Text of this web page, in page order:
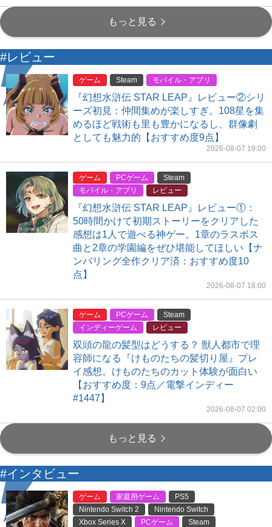
もっと見る
#レビュー
ゲーム Steam モバイル・アプリ
『幻想水滸伝 STAR LEAP』レビュー②シリ
ーズ初見：仲間集めが楽しすぎ。108星を集
めるほど戦術も里も豊かになるし、群像劇
としても魅力的【おすすめ度9点】
2026-08-07 19:00
ゲーム PCゲーム
Steam
モバイル・アプリ
レビュー
『幻想水滸伝 STAR LEAP』レビュー①：
50時間かけて初期ストーリーをクリアした
感想は1人で遊べる神ゲー。1章のラスボス
曲と2章の学園編をぜひ堪能してほしい【ナ
ンバリング全作クリア済：おすすめ度10
点】
2026-08-07 18:00
ゲーム PCゲーム
Steam
インディーゲーム
レビュー
双頭の龍の髪型はどうする？ 獣人都市で理
容師になる『けものたちの髪切り屋』プレ
イ感想。けものたちのカット体験が面白い
【おすすめ度：9点／電撃インディー
#1447】
2026-08-07 02:00
もっと見る
#インタビュー
ゲーム 家庭用ゲーム
PS5
Nintendo Switch 2
Nintendo Switch
Xbox Series X
PCゲーム
Steam